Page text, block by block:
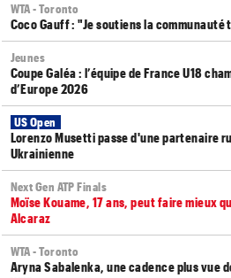
WTA - Toronto
Coco Gauff : "Je soutiens la communauté
Jeunes
Coupe Galéa : l’équipe de France U18
d’Europe 2026
US Open
Lorenzo Musetti passe d'une partenaire
Ukrainienne
Next Gen ATP Finals
Moïse Kouame, 17 ans, peut faire mieux
Alcaraz
WTA - Toronto
Aryna Sabalenka, une cadence plus vue